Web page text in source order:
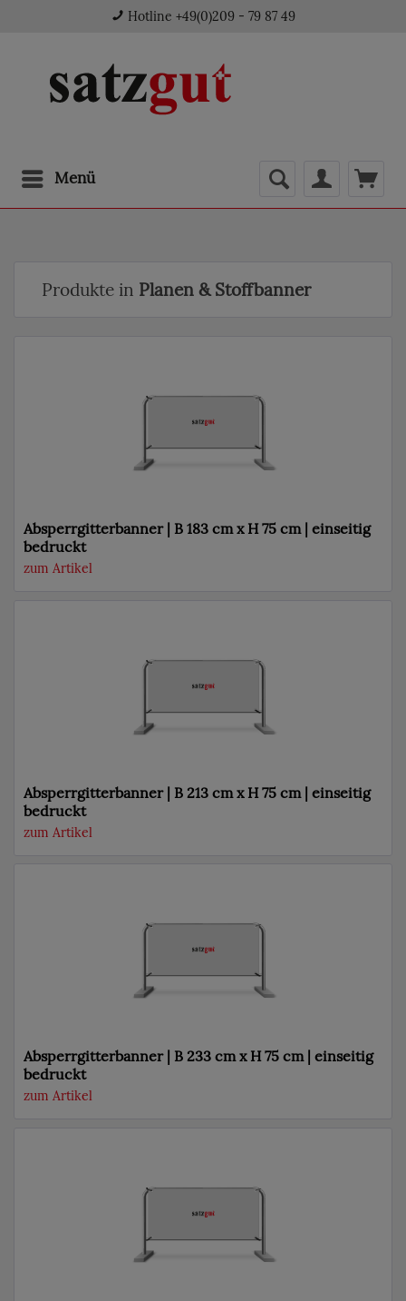
Hotline +49(0)209 - 79 87 49
Menü
Produkte in Planen & Stoffbanner
Absperrgitterbanner | B 183 cm x H 75 cm | einseitig
bedruckt
zum Artikel
Absperrgitterbanner | B 213 cm x H 75 cm | einseitig
bedruckt
zum Artikel
Absperrgitterbanner | B 233 cm x H 75 cm | einseitig
bedruckt
zum Artikel